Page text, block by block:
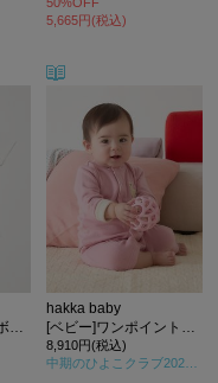
5,665円(税込)
[ベビー]襟付き半袖ボディースーツ
hakka baby
[ベビー]ワンポイント刺繍カバーオール
8,910円(税込)
中期のひよこクラブ2024年秋号